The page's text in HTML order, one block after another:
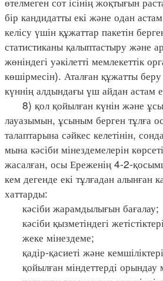
бір кандидатты екі және одан
келісу үшін құжаттар пакетін
статистиканы қалыптастыру және
жөніндегі уәкілетті мемлекеттік
көшірмесін). Аталған құжатты беру
күннің алдындағы үш айдан астам
8) қол қойылған күнін және
лауазымын, ұсыным берген тұлға
талаптарына сәйкес келетінін,
мына кәсіби мінездемелерін
жасалған, осы Ереженің 4-2-
кем дегенде екі тұлғадан алынған
хаттарды:
кәсіби жарамдылығын бағалау;
кәсіби қызметіндегі
жеке мінездеме;
қадір-қасиеті және
қойылған міндеттерді орындау